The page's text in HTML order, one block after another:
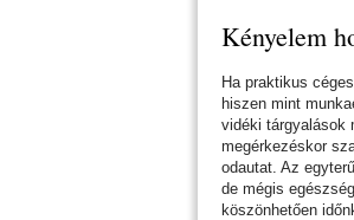
Kényelem
Ha praktikus
hiszen mint
vidéki tárgyalások
megérkezéskor
odautat. Az
de mégis
köszönhetően